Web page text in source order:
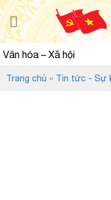
Chuyển
đến
nội
dung
Văn hóa – Xã hội
Trang chủ » Tin tức - Sự